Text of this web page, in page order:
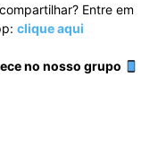
Entre em
clique aqui
no nosso grupo